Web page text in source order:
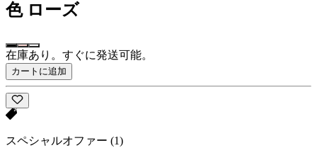
色 ローズ
在庫あり。すぐに発送可能。
カートに追加
スペシャルオファー (1)